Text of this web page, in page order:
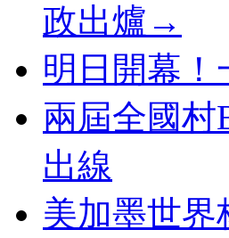
政出爐→
明日開幕！
兩屆全國
出線
美加墨世界